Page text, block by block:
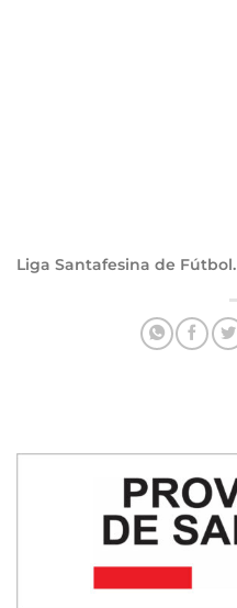
Liga Santafesina de Fútbol.